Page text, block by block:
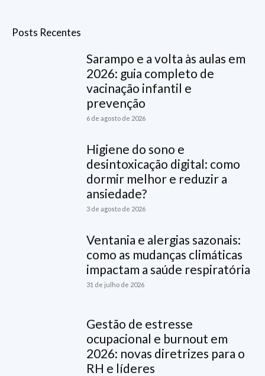
Posts Recentes
Sarampo e a volta às aulas em
2026: guia completo de
vacinação infantil e
prevenção
6 de agosto de 2026
Higiene do sono e
desintoxicação digital: como
dormir melhor e reduzir a
ansiedade?
3 de agosto de 2026
Ventania e alergias sazonais:
como as mudanças climáticas
impactam a saúde respiratória
31 de julho de 2026
Gestão de estresse
ocupacional e burnout em
2026: novas diretrizes para o
RH e líderes